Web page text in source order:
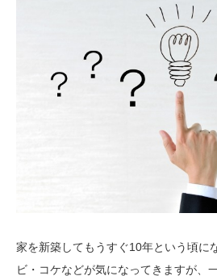
家を新築してもうすぐ10年という頃に
ビ・コケなどが気になってきますが、